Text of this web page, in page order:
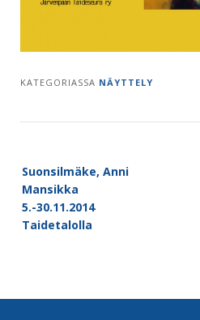
KATEGORIASSA NÄYTTELY
navigation
Suonsilmäke, Anni
Mansikka
5.-30.11.2014
Taidetalolla